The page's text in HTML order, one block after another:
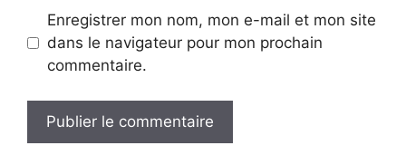
Enregistrer mon nom, mon e-mail et mon site
dans le navigateur pour mon prochain
commentaire.